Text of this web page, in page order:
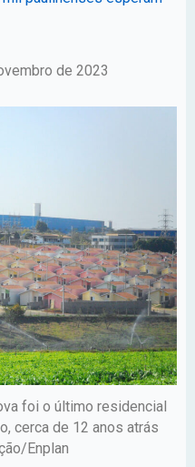
de 2023
foi o último residencial
cerca de 12 anos atrás
Enplan